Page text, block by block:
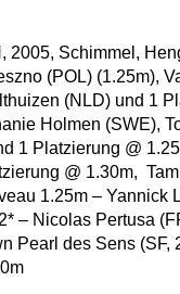
2005, Schimmel,
(POL) (1.25m),
(NLD) und 1
Holmen (SWE),
1 Platzierung @
@ 1.30m,
1.25m – Yannick
– Nicolas Pertusa
Pearl des Sens (SF,